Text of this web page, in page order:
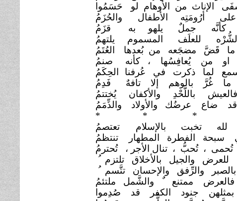
الإناث من الأوهام لو
حَسَمُوا
على أرُومَتِه الأطفال
والحُزَمُ
كأنَّه جملٌ يلهو به
قزَمُ
للعلَف المسموم يلتهمُ
ما قَضَّ مضجَعه من بُعدها
العُتَمُ
او من يُعافِسُها ، كأنه
صنمُ
لما ذكرت في عُرفنا
الحِكَمُ
ما غُرَّ بالوهم إلا تافهٌ
فَدِمُ
فالعيش باللَّحْدِ والأكفان يُختتمُ
قد ضاع عرضُك والأولاد
والذِّمَمُ
* * *
لله تخبت بالإسلام تعتصمُ
سبحة الفطرة المطهار
تنتظمُ
تُحمى ، تُحبُّ ، تنال الأجر ،
تُحترمُ
للعرض والجيل بالأخلاق تلتزم
بالصبر والرِّفق والإحسان تتَّسم
فالعرض ممتنع ٌ والشَّمل ملتئمُ
بمثلهن جنود الكفر قد صُدِموا